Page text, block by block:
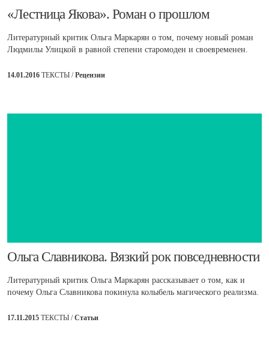
​«Лестница Якова». Роман о прошлом
Литературный критик Ольга Маркарян о том, почему новый роман
Людмилы Улицкой в равной степени старомоден и своевременен.
14.01.2016 ТЕКСТЫ /Рецензии
​Ольга Славникова. Вязкий рок повседневности
Литературный критик Ольга Маркарян рассказывает о том, как и
почему Ольга Славникова покинула колыбель магического реализма.
17.11.2015 ТЕКСТЫ /Статьи